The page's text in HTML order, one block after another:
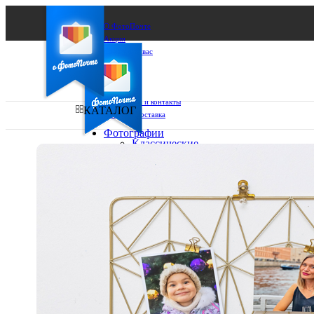
О ФотоПочте
Акции
Сделаем за вас
Бизнесу
FAQ
Франшиза
Поддержка и контакты
Оплата и доставка
Выберите из списка:
КАТАЛОГ
Фотографии
Классические
15х15
15х20
20х30
30х30
30х40
А4
Фото
в